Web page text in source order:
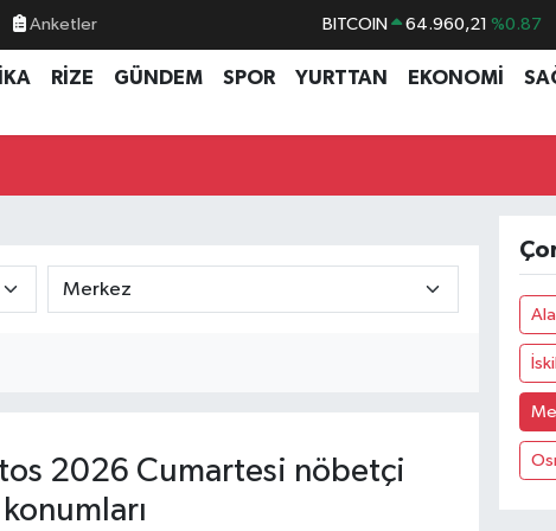
Anketler BITCOIN 64.960,21 %0.87
DOLAR 47,7436 %0.18
GRAM ALTIN 6648.99 %2.59
%-14
RİZE GÜNDEM SPOR YURTTAN EKONOMİ
2026 Cumartesi nöbetçi